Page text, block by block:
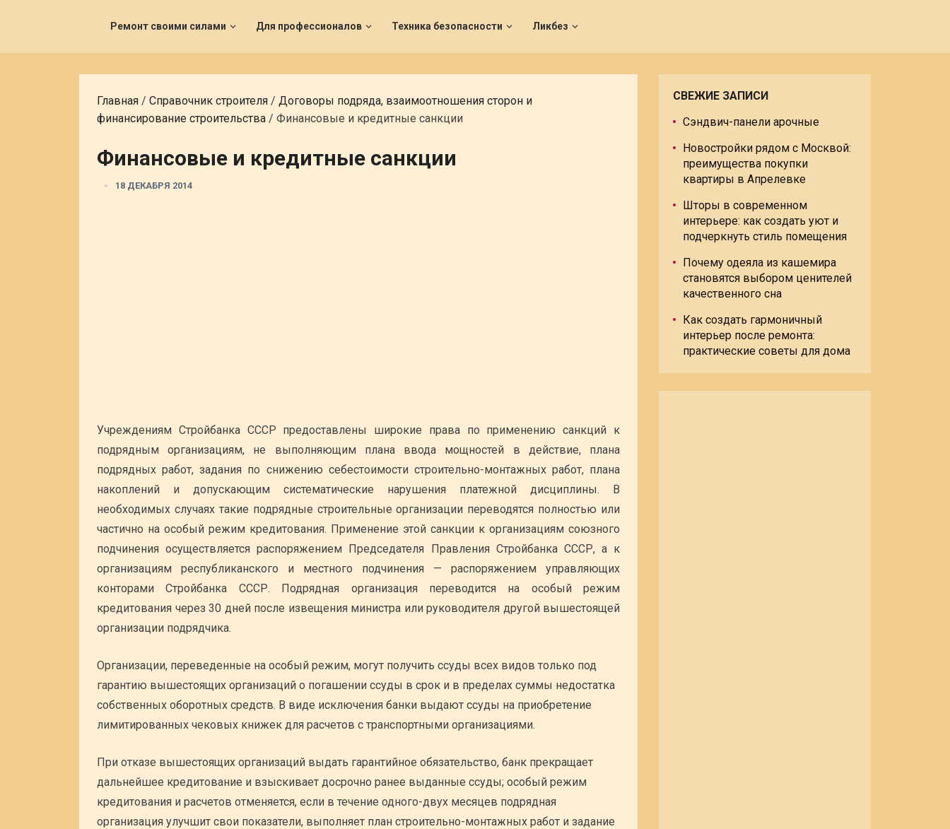
Ремонт своими силами Для профессионалов Техника безопасности Ликбез
Главная / Справочник строителя / Договоры подряда, взаимоотношения сторон и
финансирование строительства / Финансовые и кредитные санкции
Финансовые и кредитные санкции
18 ДЕКАБРЯ 2014
Учреждениям Стройбанка СССР предоставлены широкие права по применению санкций к
подрядным организациям, не выполняющим плана ввода мощностей в действие, плана
подрядных работ, задания по снижению себестоимости строительно-монтажных работ, плана
накоплений и допускающим систематические нарушения платежной дисциплины. В
необходимых случаях такие подрядные строительные организации переводятся полностью или
частично на особый режим кредитования. Применение этой санкции к организациям союзного
подчинения осуществляется распоряжением Председателя Правления Стройбанка СССР, а к
организациям республиканского и местного подчинения — распоряжением управляющих
конторами Стройбанка СССР. Подрядная организация переводится на особый режим
кредитования через 30 дней после извещения министра или руководителя другой вышестоящей
организации подрядчика.
Организации, переведенные на особый режим, могут получить ссуды всех видов только под
гарантию вышестоящих организаций о погашении ссуды в срок и в пределах суммы недостатка
собственных оборотных средств. В виде исключения банки выдают ссуды на приобретение
лимитированных чековых книжек для расчетов с транспортными организациями.
При отказе вышестоящих организаций выдать гарантийное обязательство, банк прекращает
дальнейшее кредитование и взыскивает досрочно ранее выданные ссуды; особый режим
кредитования и расчетов отменяется, если в течение одного-двух месяцев подрядная
организация улучшит свои показатели, выполняет план строительно-монтажных работ и задание
СВЕЖИЕ ЗАПИСИ
Сэндвич-панели арочные
Новостройки рядом с Москвой:
преимущества покупки
квартиры в Апрелевке
Шторы в современном
интерьере: как создать уют и
подчеркнуть стиль помещения
Почему одеяла из кашемира
становятся выбором ценителей
качественного сна
Как создать гармоничный
интерьер после ремонта:
практические советы для дома